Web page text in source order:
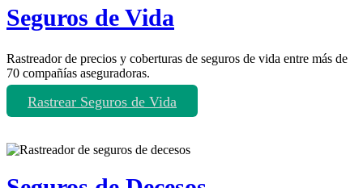
Seguros de Vida
Rastreador de precios y coberturas de seguros de vida entre más de
70 compañías aseguradoras.
Rastrear Seguros de Vida